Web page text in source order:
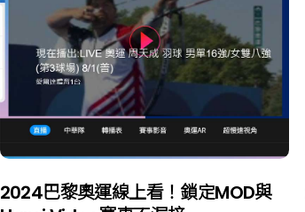
2024巴黎奧運線上看！鎖定MOD與